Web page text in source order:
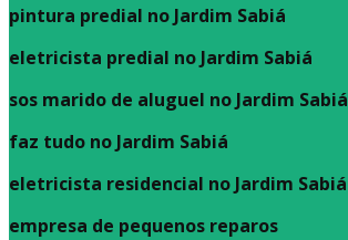
pintura predial no Jardim Sabiá
eletricista predial no Jardim Sabiá
sos marido de aluguel no Jardim Sabiá
faz tudo no Jardim Sabiá
eletricista residencial no Jardim Sabiá
empresa de pequenos reparos